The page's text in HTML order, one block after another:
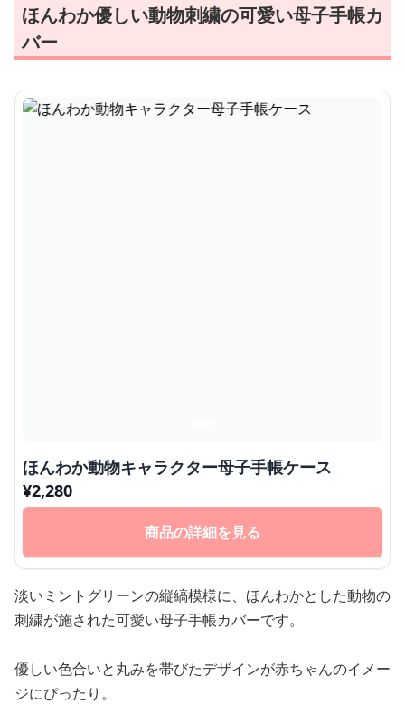
ほんわか優しい動物刺繍の可愛い母子手帳カ
バー
ほんわか動物キャラクター母子手帳ケース
¥2,280
商品の詳細を見る
淡いミントグリーンの縦縞模様に、ほんわかとした動物の
刺繍が施された可愛い母子手帳カバーです。
優しい色合いと丸みを帯びたデザインが赤ちゃんのイメー
ジにぴったり。